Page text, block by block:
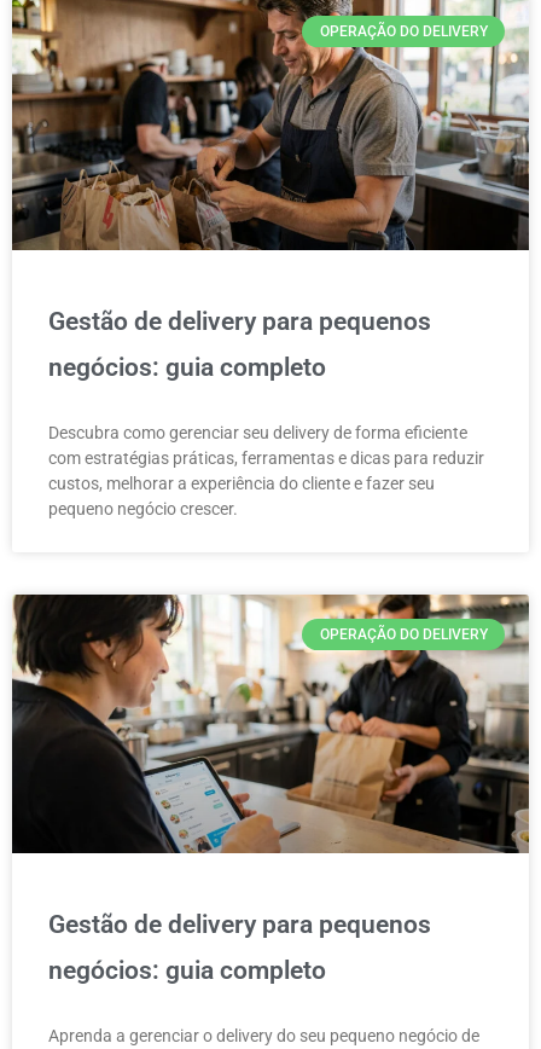
OPERAÇÃO DO DELIVERY
Gestão de delivery para pequenos
negócios: guia completo
Descubra como gerenciar seu delivery de forma eficiente
com estratégias práticas, ferramentas e dicas para reduzir
custos, melhorar a experiência do cliente e fazer seu
pequeno negócio crescer.
OPERAÇÃO DO DELIVERY
Gestão de delivery para pequenos
negócios: guia completo
Aprenda a gerenciar o delivery do seu pequeno negócio de